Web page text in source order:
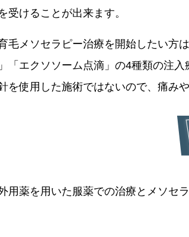
受けることが出来ます。
毛メソセラピー治療を開始したい方
「エクソソーム点滴」の4種類の注
を使用した施術ではないので、痛み
用薬を用いた服薬での治療とメソセ